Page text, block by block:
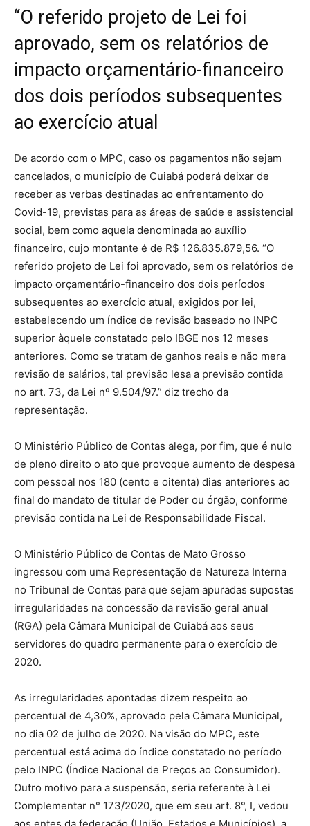
“O referido projeto de Lei foi
aprovado, sem os relatórios de
impacto orçamentário-financeiro
dos dois períodos subsequentes
ao exercício atual
De acordo com o MPC, caso os pagamentos não sejam
cancelados, o município de Cuiabá poderá deixar de
receber as verbas destinadas ao enfrentamento do
Covid-19, previstas para as áreas de saúde e assistencial
social, bem como aquela denominada ao auxílio
financeiro, cujo montante é de R$ 126.835.879,56. “O
referido projeto de Lei foi aprovado, sem os relatórios de
impacto orçamentário-financeiro dos dois períodos
subsequentes ao exercício atual, exigidos por lei,
estabelecendo um índice de revisão baseado no INPC
superior àquele constatado pelo IBGE nos 12 meses
anteriores. Como se tratam de ganhos reais e não mera
revisão de salários, tal previsão lesa a previsão contida
no art. 73, da Lei nº 9.504/97.” diz trecho da
representação.
O Ministério Público de Contas alega, por fim, que é nulo
de pleno direito o ato que provoque aumento de despesa
com pessoal nos 180 (cento e oitenta) dias anteriores ao
final do mandato de titular de Poder ou órgão, conforme
previsão contida na Lei de Responsabilidade Fiscal.
O Ministério Público de Contas de Mato Grosso
ingressou com uma Representação de Natureza Interna
no Tribunal de Contas para que sejam apuradas supostas
irregularidades na concessão da revisão geral anual
(RGA) pela Câmara Municipal de Cuiabá aos seus
servidores do quadro permanente para o exercício de
2020.
As irregularidades apontadas dizem respeito ao
percentual de 4,30%, aprovado pela Câmara Municipal,
no dia 02 de julho de 2020. Na visão do MPC, este
percentual está acima do índice constatado no período
pelo INPC (Índice Nacional de Preços ao Consumidor).
Outro motivo para a suspensão, seria referente à Lei
Complementar n° 173/2020, que em seu art. 8°, I, vedou